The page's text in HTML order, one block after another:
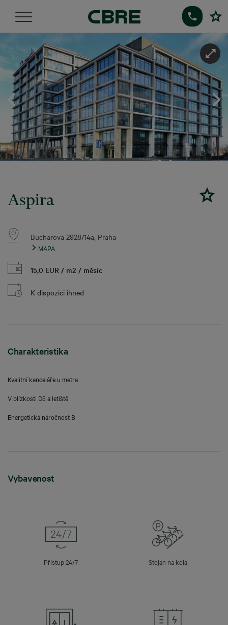
Aspira
Bucharova 2928/14a, Praha
MAPA
15,0 EUR / m2 / měsíc
K dispozici ihned
Charakteristika
Kvalitní kanceláře u metra
V blízkosti D5 a letiště
Energetická náročnost B
Vybavenost
Přístup 24/7 Stojan na kola